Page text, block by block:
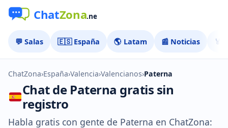
💬 Salas 🇪🇸 España 🌎 Latam 📰 Noticias 🏅
ChatZona›España›Valencia›Valencianos›Paterna
Chat de Paterna gratis sin
registro
Habla gratis con gente de Paterna en ChatZona: